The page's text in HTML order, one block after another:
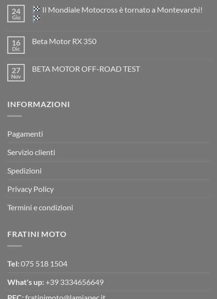
su
TM
EN
2026:
è
arrivata
24
Giu
Il Mondiale Motocross è tornato a Montevarchi!
su
Motocross
è
16
Dic
Beta Motor RX 350
Beta
27
Nov
BETA MOTOR OFF-ROAD TEST
MOTOR
INFORMAZIONI
Pagamenti
Servizio clienti
Spedizioni
Privacy Policy
Termini e condizioni
FRATINI MOTO
Tel: 075 518 1504
What's up: +39 3334656649
PEC: fratinimoto@lamiapec.it